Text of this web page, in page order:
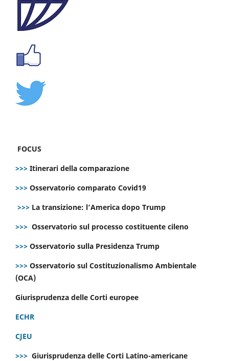
FOCUS
>>> Itinerari della comparazione
>>> Osservatorio comparato Covid19
>>> La transizione: l’America dopo Trump
>>> Osservatorio sul processo costituente cileno
>>> Osservatorio sulla Presidenza Trump
>>> Osservatorio sul Costituzionalismo Ambientale
(OCA)
Giurisprudenza delle Corti europee
ECHR
CJEU
>>> Giurisprudenza delle Corti Latino-americane